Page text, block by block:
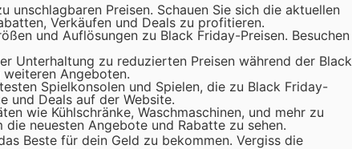
Preisen. Schauen Sie sich die aktuellen
Verkäufen und Deals zu profitieren.
und Auflösungen zu Black Friday-Preisen. Besuchen
Unterhaltung zu reduzierten Preisen während der Black
Angeboten.
Spielkonsolen und Spielen, die zu Black Friday-
und Deals auf der Website.
wie Kühlschränke, Waschmaschinen, und mehr zu
die neuesten Angebote und Rabatte zu sehen.
Beste für dein Geld zu bekommen. Vergiss die